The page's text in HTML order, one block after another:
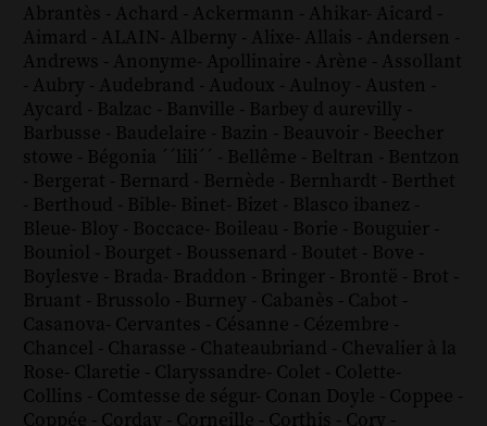
Abrantès - Achard - Ackermann - Ahikar- Aicard -
Aimard - ALAIN- Alberny - Alixe- Allais - Andersen -
Andrews - Anonyme- Apollinaire - Arène - Assollant
- Aubry - Audebrand - Audoux - Aulnoy - Austen -
Aycard - Balzac - Banville - Barbey d aurevilly -
Barbusse - Baudelaire - Bazin - Beauvoir - Beecher
stowe - Bégonia ´´lili´´ - Bellême - Beltran - Bentzon
- Bergerat - Bernard - Bernède - Bernhardt - Berthet
- Berthoud - Bible- Binet- Bizet - Blasco ibanez -
Bleue- Bloy - Boccace- Boileau - Borie - Bouguier -
Bouniol - Bourget - Boussenard - Boutet - Bove -
Boylesve - Brada- Braddon - Bringer - Brontë - Brot -
Bruant - Brussolo - Burney - Cabanès - Cabot -
Casanova- Cervantes - Césanne - Cézembre -
Chancel - Charasse - Chateaubriand - Chevalier à la
Rose- Claretie - Claryssandre- Colet - Colette-
Collins - Comtesse de ségur- Conan Doyle - Coppee -
Coppée - Corday - Corneille - Corthis - Cory -